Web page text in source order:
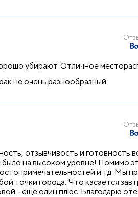
убирают. Отличное
не очень разнообразный
отзывчивость и готовность
было на высоком уровне! Помимо
и тд. Мы
точки города. Что касается
- еще один плюс. Благодарю